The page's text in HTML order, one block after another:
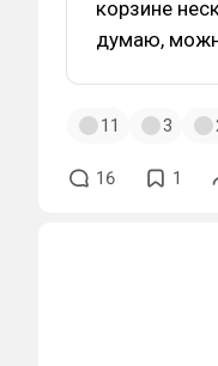
корзине
думаю,
11 3
16 1